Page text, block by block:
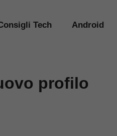
Tech Android
profilo